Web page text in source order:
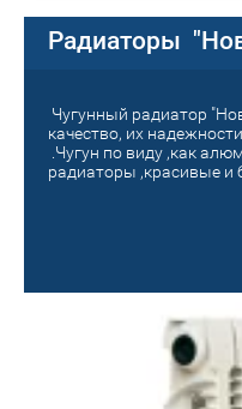
Радиаторы
Чугунный радиатор
качество, их
.Чугун по виду ,как
радиаторы ,красивые и